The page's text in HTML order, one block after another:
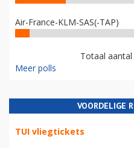
Air-France-KLM-SAS(-TAP)
Totaal
Meer polls
VOORDELIGE
TUI vliegtickets